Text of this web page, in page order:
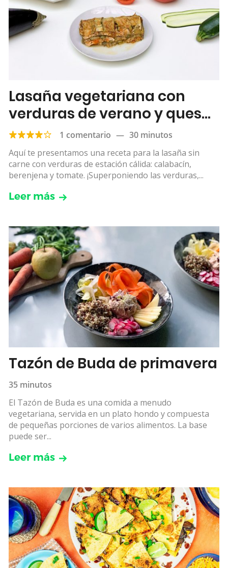
Lasaña vegetariana con
verduras de verano y queso
ricotta
1 comentario — 30 minutos
Aquí te presentamos una receta para la lasaña sin
carne con verduras de estación cálida: calabacín,
berenjena y tomate. ¡Superponiendo las verduras,...
Leer más
Tazón de Buda de primavera
35 minutos
El Tazón de Buda es una comida a menudo
vegetariana, servida en un plato hondo y compuesta
de pequeñas porciones de varios alimentos. La base
puede ser...
Leer más